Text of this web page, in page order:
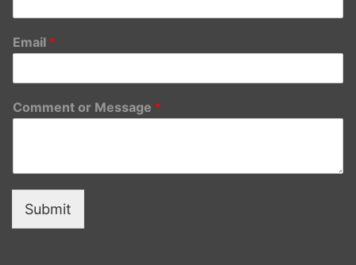
Email *
Comment or Message *
Submit